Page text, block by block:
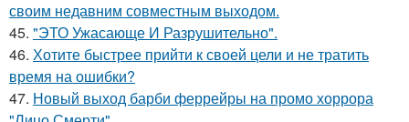
своим недавним совместным выходом.
45. "ЭТО Ужасающе И Разрушительно".
46. Хотите быстрее прийти к своей цели и не тратить
время на ошибки?
47. Новый выход барби феррейры на промо хоррора